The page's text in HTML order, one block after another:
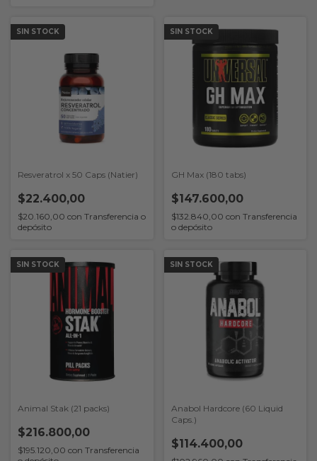
SIN STOCK
Resveratrol x 50 Caps (Natier)
$22.400,00
$20.160,00 con Transferencia o
depósito
SIN STOCK
GH Max (180 tabs)
$147.600,00
$132.840,00 con Transferencia
o depósito
SIN STOCK
Animal Stak (21 packs)
$216.800,00
$195.120,00 con Transferencia
SIN STOCK
Anabol Hardcore (60 Liquid
Caps.)
$114.400,00